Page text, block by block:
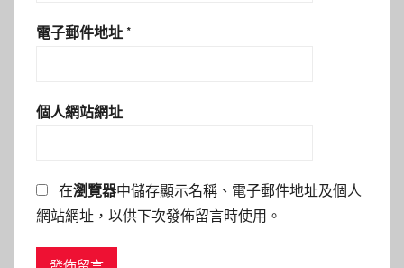
電子郵件地址 *
個人網站網址
在瀏覽器中儲存顯示名稱、電子郵件地址及個人
網站網址，以供下次發佈留言時使用。